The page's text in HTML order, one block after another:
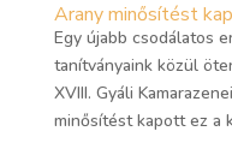
Arany minősítést
Egy újabb csodálatos
tanítványaink közül
XVIII. Gyáli
minősítést kapott ez a